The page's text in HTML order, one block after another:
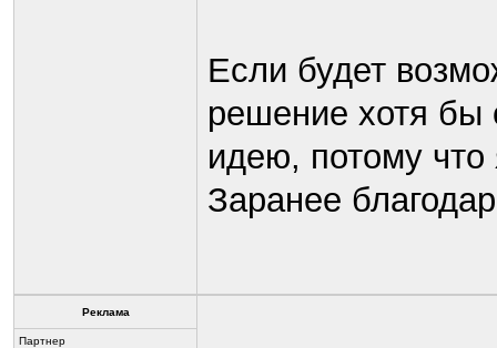
Если будет
решение хотя бы
идею, потому что
Заранее
Реклама
Партнер